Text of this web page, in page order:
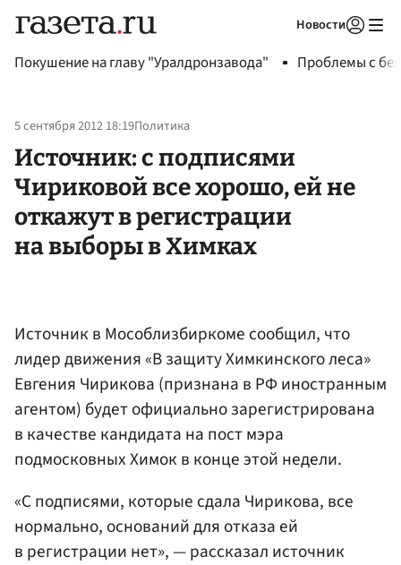
Новости
Покушение на главу "Уралдронзавода" Проблемы с
5 сентября 2012 18:19Политика
Источник: с подписями
Чириковой все хорошо, ей не
откажут в регистрации
на выборы в Химках
Источник в Мособлизбиркоме сообщил, что
лидер движения «В защиту Химкинского леса»
Евгения Чирикова (признана в РФ иностранным
агентом) будет официально зарегистрирована
в качестве кандидата на пост мэра
подмосковных Химок в конце этой недели.
«С подписями, которые сдала Чирикова, все
нормально, оснований для отказа ей
в регистрации нет», — рассказал источник